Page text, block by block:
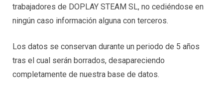
trabajadores de DOPLAY STEAM SL, no cediéndose en
ningún caso información alguna con terceros.
Los datos se conservan durante un periodo de 5 años
tras el cual serán borrados, desapareciendo
completamente de nuestra base de datos.